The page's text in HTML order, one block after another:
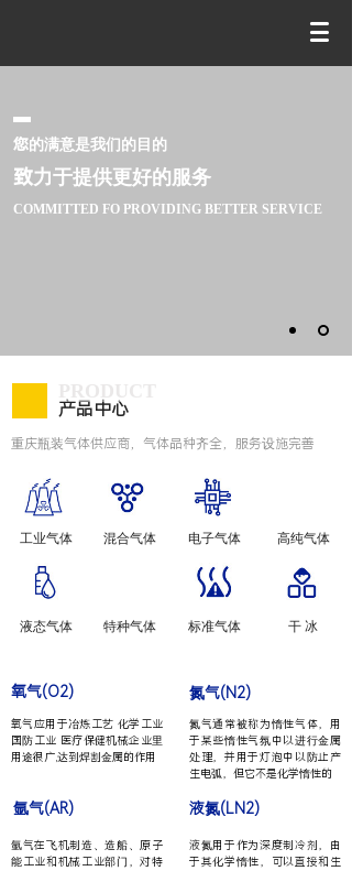
您的满意是我们的目的
致力于提供更好的服务
COMMITTED FO PROVIDING BETTER SERVICE
混合气体 电子气体 高纯气体
液态气体
产品中心
工业气体​
特种气体 标准气体 干 冰
重庆瓶装气体供应商，气体品种齐全，服务设施完善
氩气在飞机制造、造船、原子
能工业和机械工业部门，对特
氧气应用于冶炼工艺 化学工业
国防工业 医疗保健机械企业里
用途很广,达到焊割金属的作用
氧气(O2) 氮气(N2)
氮气通常被称为惰性气体，用
于某些惰性气氛中以进行金属
处理，并用于灯泡中以防止产
生电弧，但它不是化学惰性的
氩气(AR) 液氮(LN2)
液氮用于作为深度制冷剂，由
于其化学惰性，可以直接和生